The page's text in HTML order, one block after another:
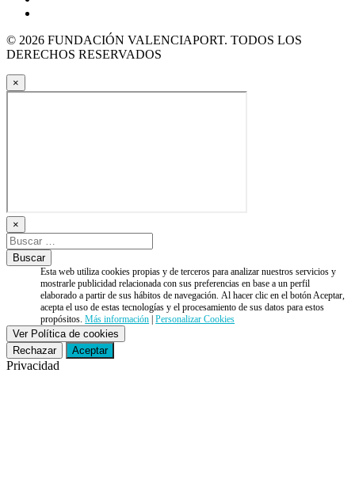
© 2026 FUNDACIÓN VALENCIAPORT. TODOS LOS
DERECHOS RESERVADOS
×
×
Esta web utiliza cookies propias y de terceros para analizar nuestros servicios y
mostrarle publicidad relacionada con sus preferencias en base a un perfil
elaborado a partir de sus hábitos de navegación. Al hacer clic en el botón Aceptar,
acepta el uso de estas tecnologías y el procesamiento de sus datos para estos
propósitos.Más información |Personalizar Cookies
Ver Política de cookies
Rechazar
Aceptar
Privacidad